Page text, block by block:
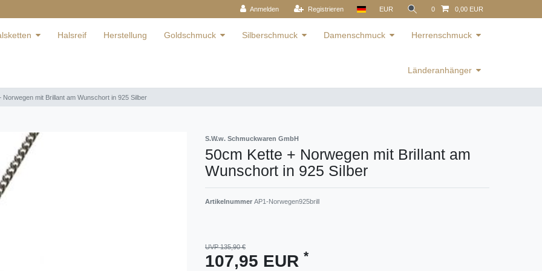
Anmelden Registrieren EUR 0 0,00 EUR
Halsreif Herstellung Goldschmuck Silberschmuck Damenschmuck Herrenschmuck
Länderanhänger
Norwegen mit Brillant am Wunschort in 925 Silber
S.W.w. Schmuckwaren GmbH
50cm Kette + Norwegen mit Brillant am
Wunschort in 925 Silber
Artikelnummer AP1-Norwegen925brill
UVP 135,90 €
107,95 EUR *